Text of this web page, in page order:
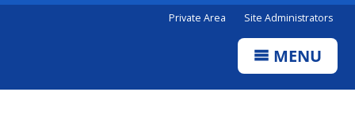
Private Area Site Administrators
MENU